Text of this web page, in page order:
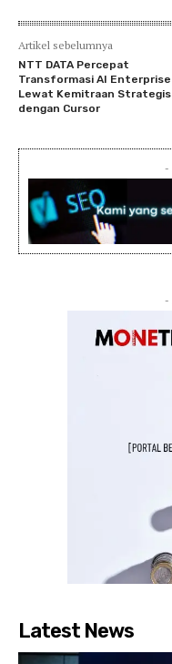
Artikel sebelumnya
NTT DATA Percepat
Transformasi AI Enterprise
Lewat Kemitraan Strategis
dengan Cursor
-
-
Latest News